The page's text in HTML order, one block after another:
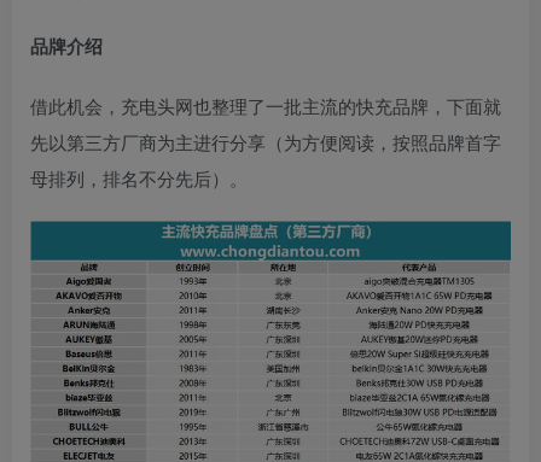
品牌介绍
借此机会，充电头网也整理了一批主流的快充品牌，下面就
先以第三方厂商为主进行分享（为方便阅读，按照品牌首字
母排列，排名不分先后）。